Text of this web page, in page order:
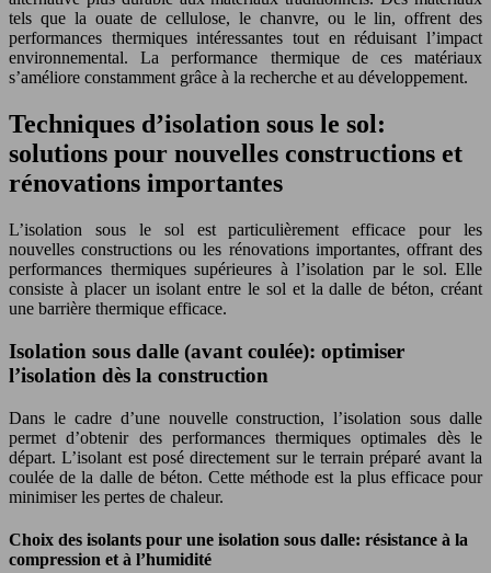
tels que la ouate de cellulose, le chanvre, ou le lin, offrent des
performances thermiques intéressantes tout en réduisant l’impact
environnemental. La performance thermique de ces matériaux
s’améliore constamment grâce à la recherche et au développement.
Techniques d’isolation sous le sol:
solutions pour nouvelles constructions et
rénovations importantes
L’isolation sous le sol est particulièrement efficace pour les
nouvelles constructions ou les rénovations importantes, offrant des
performances thermiques supérieures à l’isolation par le sol. Elle
consiste à placer un isolant entre le sol et la dalle de béton, créant
une barrière thermique efficace.
Isolation sous dalle (avant coulée): optimiser
l’isolation dès la construction
Dans le cadre d’une nouvelle construction, l’isolation sous dalle
permet d’obtenir des performances thermiques optimales dès le
départ. L’isolant est posé directement sur le terrain préparé avant la
coulée de la dalle de béton. Cette méthode est la plus efficace pour
minimiser les pertes de chaleur.
Choix des isolants pour une isolation sous dalle: résistance à la
compression et à l’humidité